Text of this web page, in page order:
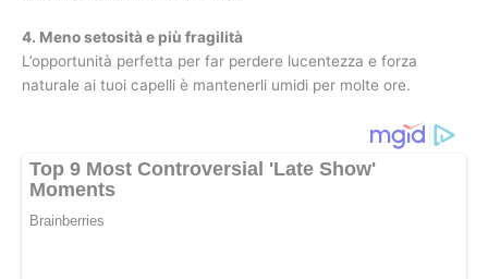
4. Meno setosità e più fragilità
L’opportunità perfetta per far perdere lucentezza e forza
naturale ai tuoi capelli è mantenerli umidi per molte ore.